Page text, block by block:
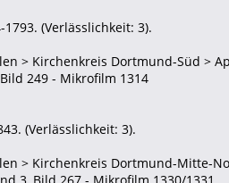
(Verlässlichkeit: 3).
> Kirchenkreis Dortmund-Süd >
249 - Mikrofilm 1314
(Verlässlichkeit: 3).
> Kirchenkreis Dortmund-Mitte-
3, Bild 267 - Mikrofilm 1330/1331